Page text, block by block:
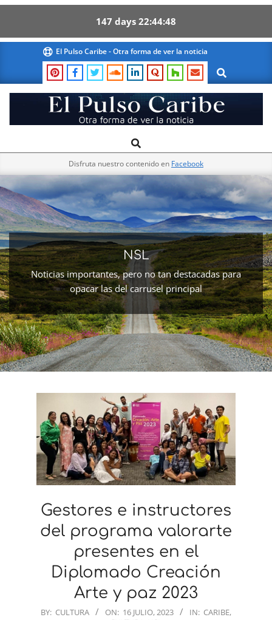
147 days 22 44 47
content
El Pulso Caribe - Otra forma de ver la noticia
Search
El
Pulso
Navigation
Search
Disfruta nuestro contenido en Facebook
NSL
Noticias importantes, pero no tan destacadas para
opacar las del carrusel principal
Gestores e instructores
del programa valorarte
presentes en el
Diplomado Creación
Arte y paz 2023
2023-
BY: CULTURA ON: 16 JULIO, 2023 IN: CARIBE,